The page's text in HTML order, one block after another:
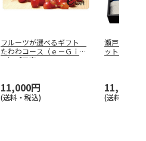
フルーツが選べるギフト
たわわコース（ｅ－Ｇｉｆ
ｔ）【弔事
11,000円
(送料・税込)
瀬戸内テー
ット ベー
11,330円
(送料・税込)